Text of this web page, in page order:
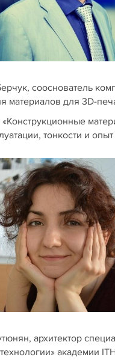
сооснователь
материалов для 3D-
«Конструкционные
тонкости и
архитектор
академии